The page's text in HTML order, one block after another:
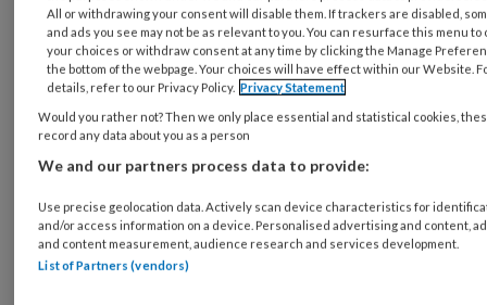
ontdekken en zelfstandig spel. Kinderen gaan
zélf op onderzoek uit, waardoor er voor de
pedagogisch professional meer rust en ruimte
ontstaat voor echte aandacht tijdens
verzorgmomenten. Elk pakket is zorgvuldig
samengesteld om perfect aan te sluiten bij de
ontwikkeling en interesses van baby’s,
dreumesen en peuters. Stop met zoeken of
eindeloos vergelijken: jij kiest, pakt uit en de
All or withdrawing your consent will disable them. If trackers are disabled,
and ads you see may not be as relevant to you. You can resurface this menu to
your choices or withdraw consent at any time by clicking the Manage
the bottom of the webpage. Your choices will have effect within our Website.
details, refer to our Privacy Policy. Privacy Statement
Would you rather not? Then we only place essential and statistical cookies,
record any data about you as a person
We and our partners process data to provide:
Use precise geolocation data. Actively scan device characteristics for
and/or access information on a device. Personalised advertising and content,
and content measurement, audience research and services development.
List of Partners (vendors)